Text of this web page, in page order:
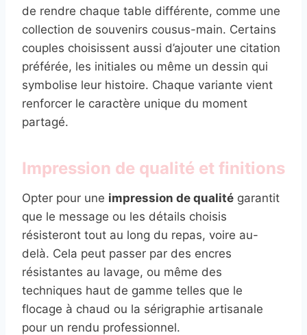
de rendre chaque table différente, comme une
collection de souvenirs cousus-main. Certains
couples choisissent aussi d’ajouter une citation
préférée, les initiales ou même un dessin qui
symbolise leur histoire. Chaque variante vient
renforcer le caractère unique du moment
partagé.
Impression de qualité et finitions
Opter pour une impression de qualité garantit
que le message ou les détails choisis
résisteront tout au long du repas, voire au-
delà. Cela peut passer par des encres
résistantes au lavage, ou même des
techniques haut de gamme telles que le
flocage à chaud ou la sérigraphie artisanale
pour un rendu professionnel.